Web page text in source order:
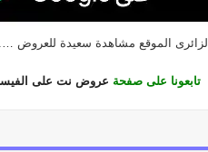
لزائرى الموقع مشاهدة سعيدة للعروض
تابعونا على صفحة عروض نت على